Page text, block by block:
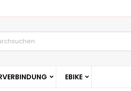
EBIKE